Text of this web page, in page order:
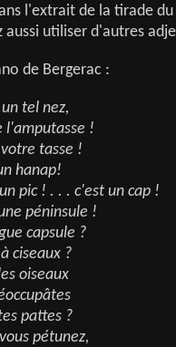
l'extrait de la tirade
aussi utiliser d'autres
de Bergerac :
tel nez,
l'amputasse !
tasse !
hanap!
pic ! . . . c'est un cap !
péninsule !
capsule ?
ciseaux ?
oiseaux
pattes ?
pétunez,